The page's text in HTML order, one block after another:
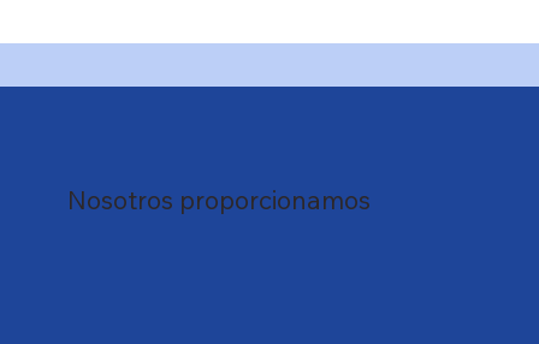
Nosotros proporcionamos